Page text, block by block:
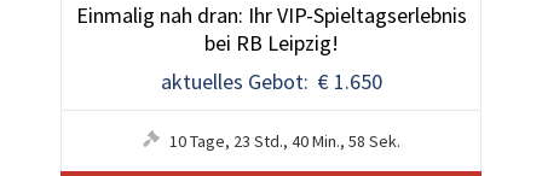
Einmalig nah dran: Ihr VIP-Spieltagserlebnis
bei RB Leipzig!
aktuelles Gebot: € 1.650
10Tage, 23 Std., 40Min., 55 Sek.